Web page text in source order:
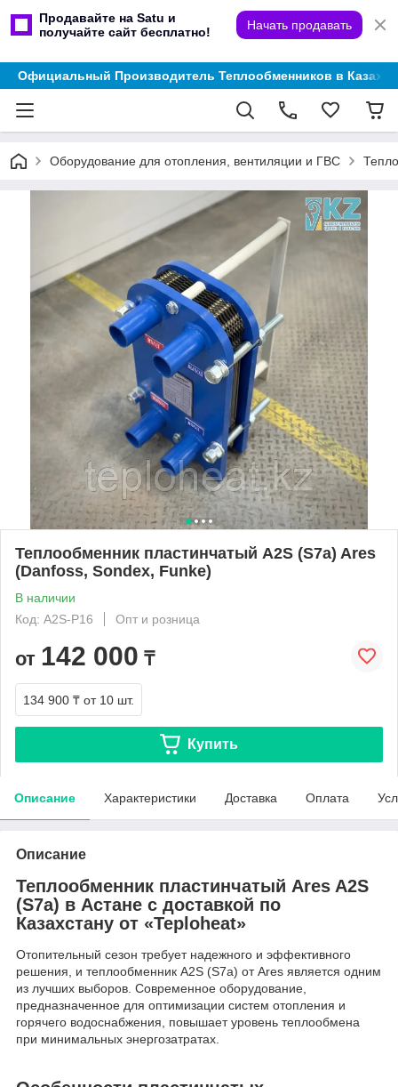
Продавайте на Satu и
получайте сайт бесплатно!
Начать продавать
Официальный Производитель Теплообменников в
Оборудование для отопления, вентиляции и ГВС
Теплообменник пластинчатый A2S (S7a) Ares
(Danfoss, Sondex, Funke)
В наличии
Код: A2S-P16
Опт и розница
от 142 000 ₸
134 900 ₸ от 10 шт.
Купить
Описание Характеристики Доставка Оплата
Описание
Теплообменник пластинчатый Ares A2S
(S7a) в Астане с доставкой по
Казахстану от «Teploheat»
Отопительный сезон требует надежного и эффективного
решения, и теплообменник A2S (S7a) от Ares является одним
из лучших выборов. Современное оборудование,
предназначенное для оптимизации систем отопления и
горячего водоснабжения, повышает уровень теплообмена
при минимальных энергозатратах.